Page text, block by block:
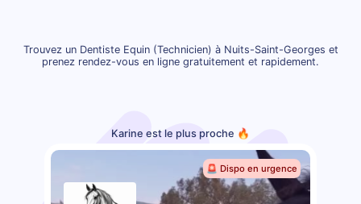
Trouvez un Dentiste Equin (Technicien) à Nuits-Saint-Georges et
prenez rendez-vous en ligne gratuitement et rapidement.
Karine est le plus proche 🔥
🚨 Dispo en urgence